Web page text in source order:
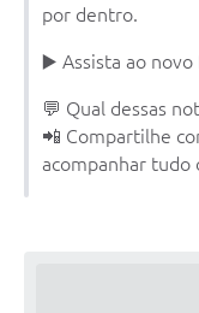
por dentro.
▶️ Assista ao novo
💬 Qual dessas
📲 Compartilhe
acompanhar tudo